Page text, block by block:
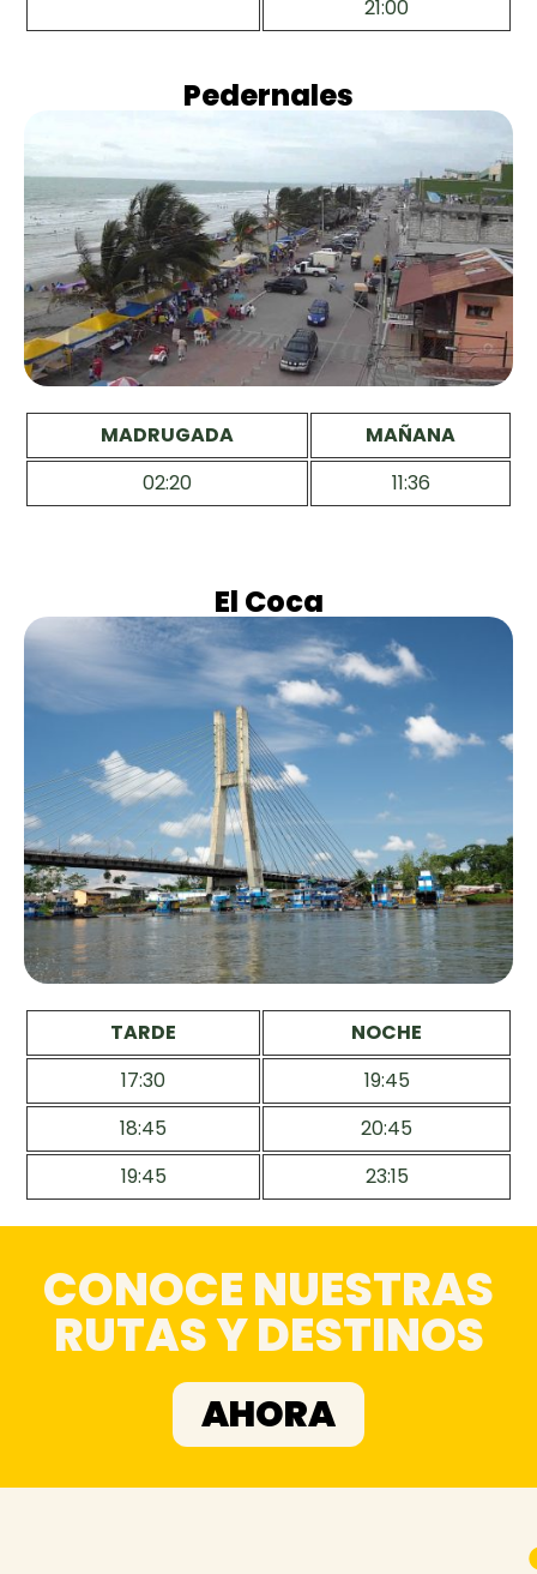
21:00
Pedernales
MADRUGADA
MAÑANA
02:20
11:36
El Coca
TARDE
NOCHE
17:30
19:45
18:45
20:45
19:45
23:15
CONOCE NUESTRAS
RUTAS Y DESTINOS
AHORA